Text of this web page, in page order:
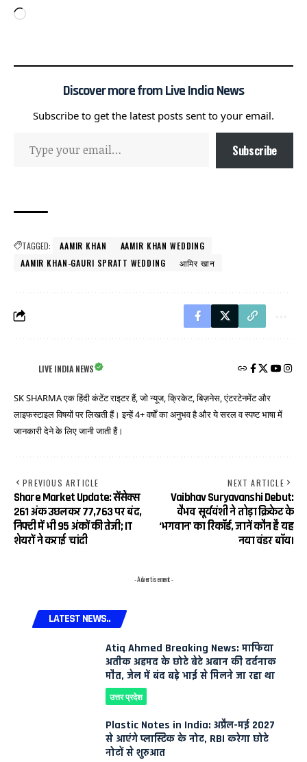
Discover more from Live India News
Subscribe to get the latest posts sent to your email.
Subscribe
TAGGED: AAMIR KHAN
AAMIR KHAN WEDDING
AAMIR KHAN-GAURI SPRATT WEDDING
आमिर खान
LIVE INDIA NEWS
SK SHARMA एक हिंदी कंटेंट राइटर हैं, जो न्यूज, क्रिकेट, बिज़नेस, एंटरटेनमेंट और
लाइफस्टाइल विषयों पर लिखती हैं। इन्हें 4+ वर्षों का अनुभव है और ये सरल व स्पष्ट भाषा में
जानकारी देने के लिए जानी जाती हैं।
PREVIOUS ARTICLE
Share Market Update: सेंसेक्स
261 अंक उछलकर 77,763 पर बंद,
निफ्टी में भी 95 अंकों की तेजी; IT
शेयरों ने कराई चांदी
NEXT ARTICLE
Vaibhav Suryavanshi Debut:
वैभव सूर्यवंशी ने तोड़ा क्रिकेट के
‘भगवान’ का रिकॉर्ड, जानें कौन है यह
नया वंडर बॉय।
- Advertisement -
LATEST NEWS..
Atiq Ahmed Breaking News: माफिया
अतीक अहमद के छोटे बेटे अबान की दर्दनाक
मौत, जेल में बंद बड़े भाई से मिलने जा रहा था
उत्तर प्रदेश
Plastic Notes in India: अप्रैल-मई 2027
से आएंगे प्लास्टिक के नोट, RBI करेगा छोटे
नोटों से शुरुआत